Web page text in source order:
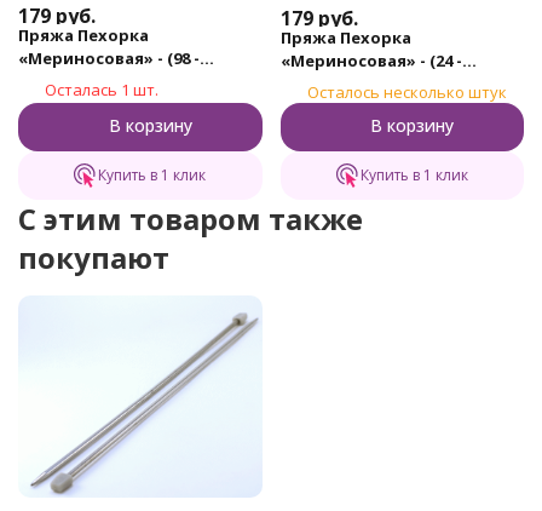
179 руб.
Пряжа Пехорка
«Мериносовая» - (98 -
Лесной колокольчик)
Осталась 1 шт.
В корзину
Купить в 1 клик
179 руб.
Пряжа Пехорка
«Мериносовая» - (24 -
Орхидея)
Осталось несколько штук
В корзину
Купить в 1 клик
C этим товаром также
покупают